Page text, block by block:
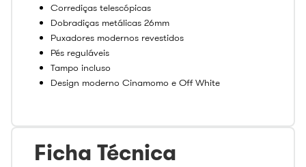
Corrediças telescópicas
Dobradiças metálicas 26mm
Puxadores modernos revestidos
Pés reguláveis
Tampo incluso
Design moderno Cinamomo e Off White
Ficha Técnica